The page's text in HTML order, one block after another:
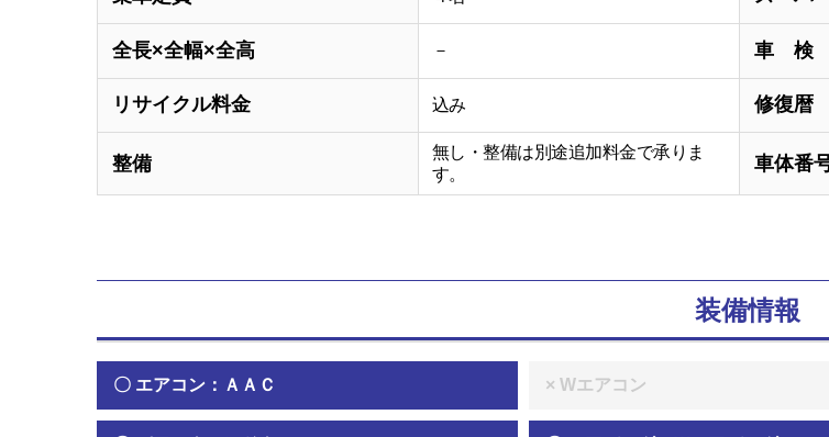
全長×全幅×全高 － 車 検
リサイクル料金 込み 修復暦
整備
無し・整備は別途追加料金で承りま
す。
車体番
装備情報
〇 エアコン：ＡＡＣ × Wエアコン